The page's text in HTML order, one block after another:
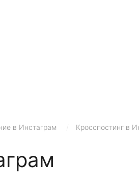
в Инстаграм Кросспостинг в